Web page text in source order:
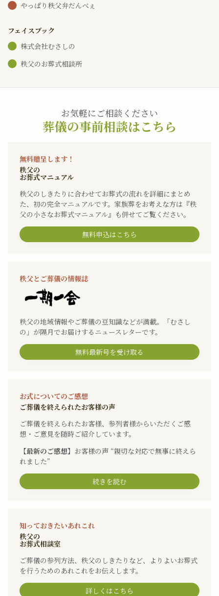
やっぱり秩父弁だんべぇ
フェイスブック
株式会社むさしの
秩父のお葬式相談所
お気軽にご相談ください
葬儀の事前相談はこちら
無料贈呈します！
秩父の
お葬式マニュアル
秩父のしきたりに合わせてお葬式の流れを詳細にまとめ
た、初の完全マニュアルです。家族葬をお考えな方は『秩
父の小さなお葬式マニュアル』も併せてご覧ください。
無料申込はこちら
秩父とご葬儀の情報誌
秩父の地域情報やご葬儀の豆知識などが満載。「むさし
の」が隔月でお届けするニュースレターです。
無料最新号を受け取る
お式についてのご感想
ご葬儀を終えられたお客様の声
ご葬儀を終えられたお客様、参列者様からいただくご感
想・ご意見を随時ご紹介しています。
【最新のご感想】 お客様の声 “親切な対応で無事に終えら
れました”
続きを読む
知っておきたいあれこれ
秩父の
お葬式相談室
ご葬儀の参列方法、秩父のしきたりなど、よりよいお葬式
を行うためのあれこれをお伝えします。
詳しくはこちら